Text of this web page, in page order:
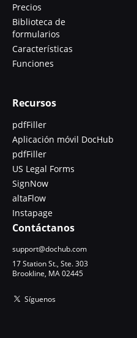
Precios
Biblioteca de
formularios
Características
Funciones
Recursos
pdfFiller
Aplicación móvil DocHub
pdfFiller
US Legal Forms
SignNow
altaFlow
Instapage
Contáctanos
support@dochub.com
17 Station St., Ste. 303
Brookline, MA 02445
Síguenos